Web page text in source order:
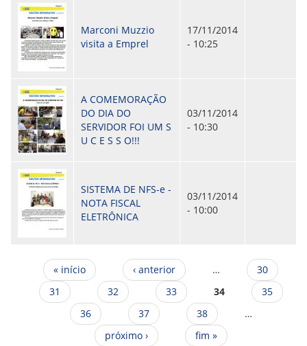
CONTATO
Marconi Muzzio
visita a Emprel
17/11/2014
- 10:25
A COMEMORAÇÃO
DO DIA DO
SERVIDOR FOI UM S
U C E S S O!!!
03/11/2014
- 10:30
SISTEMA DE NFS-e -
NOTA FISCAL
ELETRÔNICA
03/11/2014
- 10:00
Páginas
« início ‹ anterior …
30
31
32 33 34
35
36
37 38
…
próximo ›
fim »